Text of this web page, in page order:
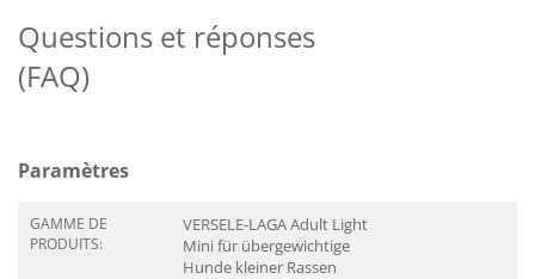
Questions et réponses
(FAQ)
Paramètres
GAMME DE
PRODUITS:
VERSELE-LAGA Adult Light
Mini für übergewichtige
Hunde kleiner Rassen